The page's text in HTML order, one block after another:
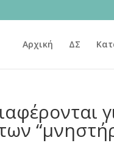
Αρχική ΔΣ